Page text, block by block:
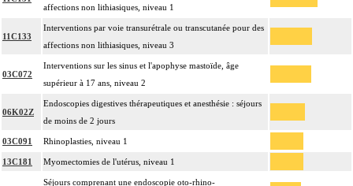
affections non lithiasiques, niveau 1
11C133
Interventions par voie transurétrale ou transcutanée pour des
affections non lithiasiques, niveau 3
03C072
Interventions sur les sinus et l'apophyse mastoïde, âge
supérieur à 17 ans, niveau 2
06K02Z
Endoscopies digestives thérapeutiques et anesthésie : séjours
de moins de 2 jours
03C091 Rhinoplasties, niveau 1
13C181 Myomectomies de l'utérus, niveau 1
Séjours comprenant une endoscopie oto-rhino-